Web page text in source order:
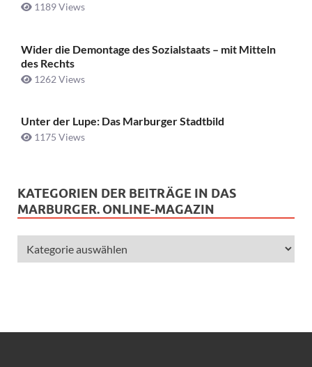
1189 Views
Wider die Demontage des Sozialstaats – mit Mitteln
des Rechts
1262 Views
Unter der Lupe: Das Marburger Stadtbild
1175 Views
KATEGORIEN DER BEITRÄGE IN DAS
MARBURGER. ONLINE-MAGAZIN